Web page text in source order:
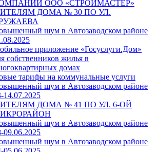
ООО «СТРОЙМАСТЕР»
ДОМА № 30 ПО УЛ.
шум в Автозаводском районе
приложение «Госуслуги.Дом»
собственников жилья в
домах
тарифы на коммунальные услуги
шум в Автозаводском районе
14.07.2025
ДОМА № 41 ПО УЛ. 6-ОЙ
шум в Автозаводском районе
09.06.2025
шум в Автозаводском районе